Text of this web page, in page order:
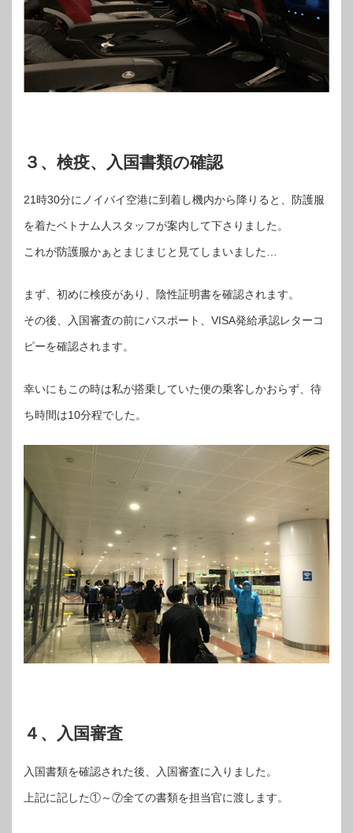
３、検疫、入国書類の確認
21時30分にノイバイ空港に到着し機内から降りると、防護服
を着たベトナム人スタッフが案内して下さりました。
これが防護服かぁとまじまじと見てしまいました…
まず、初めに検疫があり、陰性証明書を確認されます。
その後、入国審査の前にパスポート、VISA発給承認レターコ
ピーを確認されます。
幸いにもこの時は私が搭乗していた便の乗客しかおらず、待
ち時間は10分程でした。
４、入国審査
入国書類を確認された後、入国審査に入りました。
上記に記した①～⑦全ての書類を担当官に渡します。